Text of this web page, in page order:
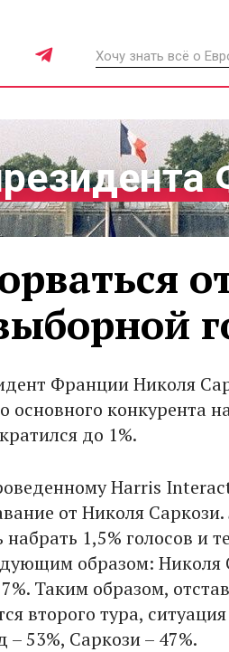
Франции Николя
основного конкурента
до 1%.
Harris
от Николя
1,5% голосов и
образом: Николя
Таким образом,
второго тура,
53%, Саркози – 47%.